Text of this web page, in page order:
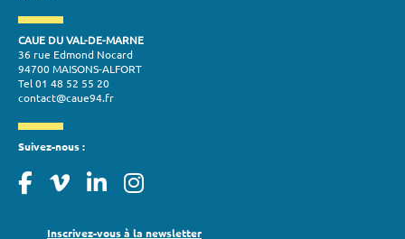
CAUE DU VAL-DE-MARNE
36 rue Edmond Nocard
94700 MAISONS-ALFORT
Tel 01 48 52 55 20
contact@caue94.fr
Suivez-nous :
Inscrivez-vous à la newsletter